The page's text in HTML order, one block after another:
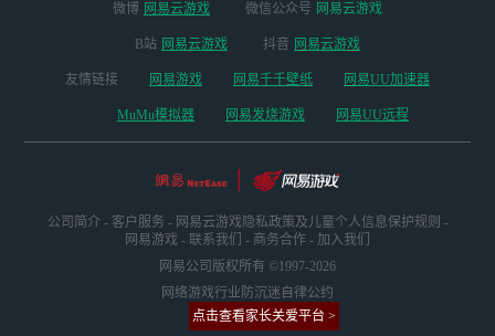
微博 网易云游戏 微信公众号 网易云游戏
B站 网易云游戏 抖音 网易云游戏
友情链接 网易游戏 网易千千壁纸 网易UU加速器
MuMu模拟器 网易发烧游戏 网易UU远程
公司简介 - 客户服务 - 网易云游戏隐私政策及儿童个人信息保护规则 -
网易游戏 - 联系我们 - 商务合作 - 加入我们
网易公司版权所有 ©1997-2026
网络游戏行业防沉迷自律公约
点击查看家长关爱平台 >